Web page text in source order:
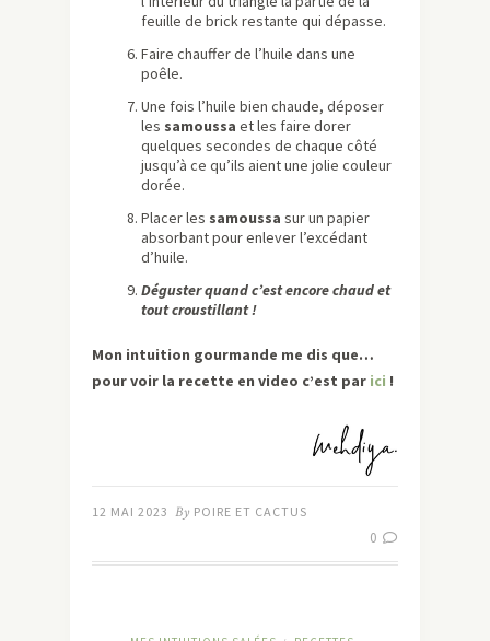
feuille de brick restante qui dépasse.
Faire chauffer de l’huile dans une
poêle.
Une fois l’huile bien chaude, déposer
les samoussa et les faire dorer
quelques secondes de chaque côté
jusqu’à ce qu’ils aient une jolie couleur
dorée.
Placer les samoussa sur un papier
absorbant pour enlever l’excédant
d’huile.
Déguster quand c’est encore chaud et
tout croustillant !
Mon intuition gourmande me dis que…
pour voir la recette en video c’est par ici !
12 MAI 2023 By POIRE ET CACTUS
0